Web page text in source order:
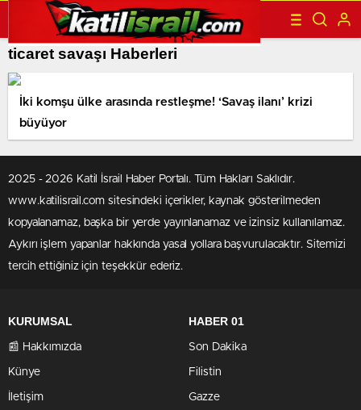
ticaret savaşı Haberleri
İki komşu ülke arasında restleşme! ‘Savaş ilanı’ krizi
büyüyor
2025 - 2026 Katil İsrail Haber Portalı. Tüm Hakları Saklıdır.
www.katilisrail.com sitesindeki içerikler, kaynak gösterilmeden
kopyalanamaz, başka bir yerde yayınlanamaz ve izinsiz kullanılamaz.
Aykırı işlem yapanlar hakkında yasal yollara başvurulacaktır. Sitemizi
tercih ettiğiniz için teşekkür ederiz.
KURUMSAL
📰 Hakkımızda
Künye
İletişim
HABER 01
Son Dakika
Filistin
Gazze